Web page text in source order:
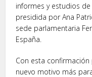
informes y estudios
presidida por Ana
sede parlamentaria
España.
Con esta confirmación
nuevo motivo más